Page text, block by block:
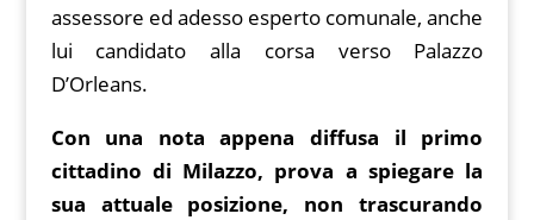
assessore ed adesso esperto comunale, anche
lui candidato alla corsa verso Palazzo
D’Orleans.
Con una nota appena diffusa il primo
cittadino di Milazzo, prova a spiegare la
sua attuale posizione, non trascurando